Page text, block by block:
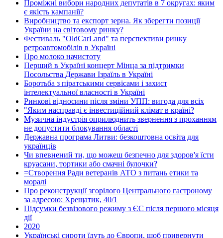
Проміжні вибори народних депутатів в 7 округах: яким
є якість кампанії?
Виробництво та експорт зерна. Як зберегти позиції
України на світовому ринку?
Фестиваль "OldCarLand" та перспективи ринку
ретроавтомобілів в Україні
Про молоко начистоту
Перший в Україні концерт Мінца за підтримки
Посольства Держави Ізраїль в Україні
Боротьба з піратськими сервісами і захист
інтелектуальної власності в Україні
Ринкові відносини після зміни УПП: вигода для всіх
"Яким насправді є інвестиційний клімат в країні?
Музична індустрія оприлюднить звернення з проханням
не допустити блокування області
Державна програма Литви: безкоштовна освіта для
українців
Чи впевнений ти, що можеш безпечно для здоров'я їсти
круасани, тортики або смачні булочки?
=Створення Ради ветеранів АТО з питань етики та
моралі
Про реконструкції згорілого Центрального гастроному
за адресою: Хрещатик, 40/1
Підсумки безвізового режиму з ЄС після першого місяця
дії
2020
Українські сироти їдуть до Європи, щоб привернути